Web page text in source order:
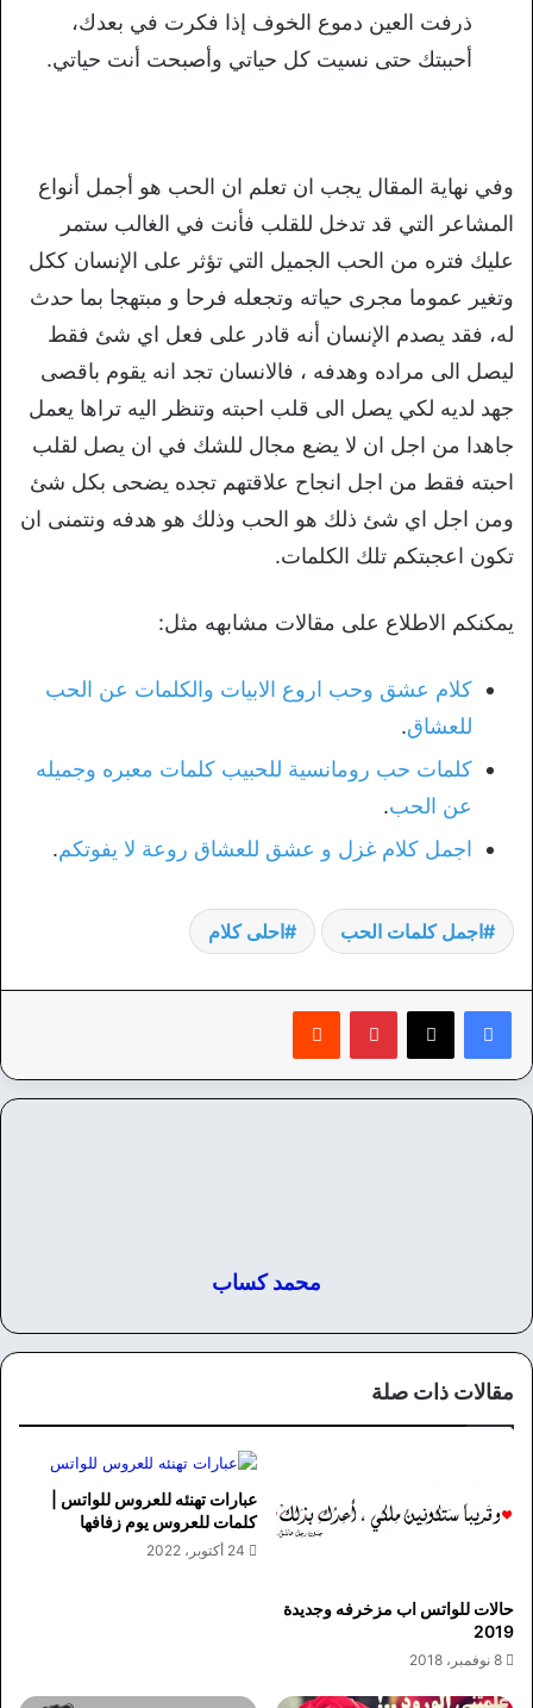
ذرفت العين دموع الخوف إذا فكرت في بعدك،
أحببتك حتى نسيت كل حياتي وأصبحت أنت حياتي.
وفي نهاية المقال يجب ان تعلم ان الحب هو أجمل أنواع
المشاعر التي قد تدخل للقلب فأنت في الغالب ستمر
عليك فتره من الحب الجميل التي تؤثر على الإنسان ككل
وتغير عموما مجرى حياته وتجعله فرحا و مبتهجا بما حدث
له، فقد يصدم الإنسان أنه قادر على فعل اي شئ فقط
ليصل الى مراده وهدفه ، فالانسان تجد انه يقوم باقصى
جهد لديه لكي يصل الى قلب احبته وتنظر اليه تراها يعمل
جاهدا من اجل ان لا يضع مجال للشك في ان يصل لقلب
احبته فقط من اجل انجاح علاقتهم تجده يضحى بكل شئ
ومن اجل اي شئ ذلك هو الحب وذلك هو هدفه ونتمنى ان
تكون اعجبتكم تلك الكلمات.
يمكنكم الاطلاع على مقالات مشابهه مثل:
كلام عشق وحب اروع الابيات والكلمات عن الحب
للعشاق.
كلمات حب رومانسية للحبيب كلمات معبره وجميله
عن الحب.
اجمل كلام غزل و عشق للعشاق روعة لا يفوتكم.
اجمل كلمات الحب احلى كلام
بينتيريست
محمد كساب
مقالات ذات صلة
حالات للواتس اب مزخرفه وجديدة
2019
8 نوفمبر، 2018
عبارات تهنئه للعروس للواتس |
كلمات للعروس يوم زفافها
24 أكتوبر، 2022